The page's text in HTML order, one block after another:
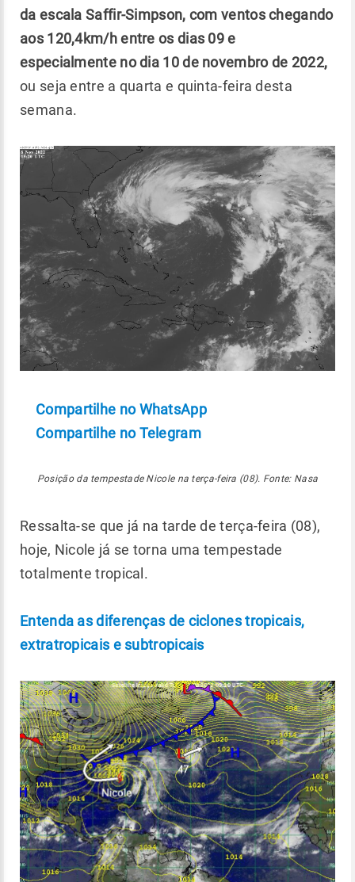
da escala Saffir-Simpson, com ventos chegando
aos 120,4km/h entre os dias 09 e
especialmente no dia 10 de novembro de 2022,
ou seja entre a quarta e quinta-feira desta
semana.
Compartilhe no WhatsApp
Compartilhe no Telegram
Posição da tempestade Nicole na terça-feira (08). Fonte: Nasa
Ressalta-se que já na tarde de terça-feira (08),
hoje, Nicole já se torna uma tempestade
totalmente tropical.
Entenda as diferenças de ciclones tropicais,
extratropicais e subtropicais